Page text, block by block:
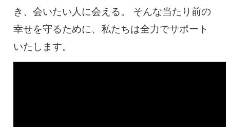
き、会いたい人に会える。 そんな当たり前の
幸せを守るために、私たちは全力でサポート
いたします。